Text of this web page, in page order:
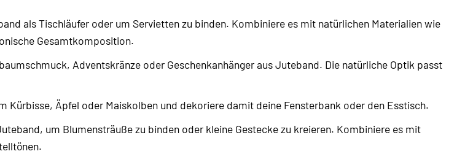
als Tischläufer oder um Servietten zu binden. Kombiniere es mit natürlichen Materialien wie
Gesamtkomposition.
Adventskränze oder Geschenkanhänger aus Juteband. Die natürliche Optik passt
Kürbisse, Äpfel oder Maiskolben und dekoriere damit deine Fensterbank oder den Esstisch.
um Blumensträuße zu binden oder kleine Gestecke zu kreieren. Kombiniere es mit